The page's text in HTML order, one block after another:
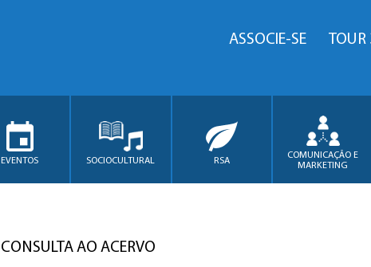
ASSOCIE-SE TOUR
EVENTOS SOCIOCULTURAL RSA
COMUNICAÇÃO E
MARKETING
CONSULTA AO ACERVO